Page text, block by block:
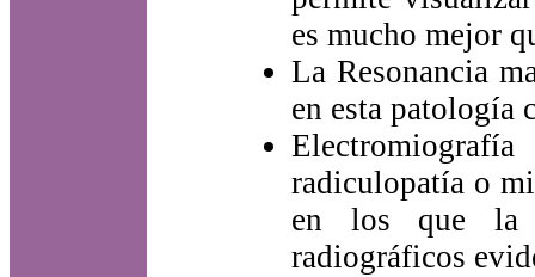
es mucho mejor
La Resonancia
en esta patología
radiculopatía o
en los que la
radiográficos